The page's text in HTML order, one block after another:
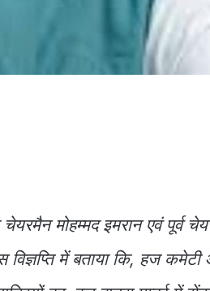
मोहम्मद इमरान एवं पूर्व
में बताया कि, हज कमेटी